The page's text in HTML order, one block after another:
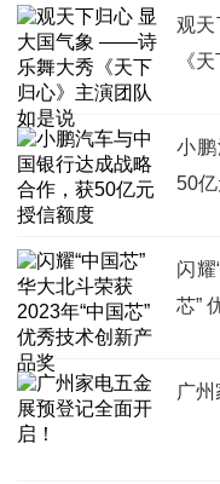
观
《
小
50
闪耀
芯”
广州